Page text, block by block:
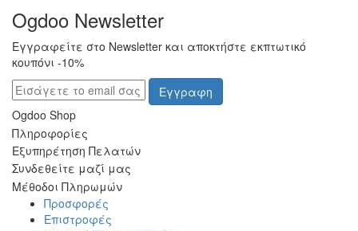
Ogdoo Newsletter
Εγγραφείτε στο Newsletter και αποκτήστε εκπτωτικό
κουπόνι -10%
Εγγραφη
Ogdoo Shop
Πληροφορίες
Εξυπηρέτηση Πελατών
Συνδεθείτε μαζί μας
Μέθοδοι Πληρωμών
Προσφορές
Επιστροφές